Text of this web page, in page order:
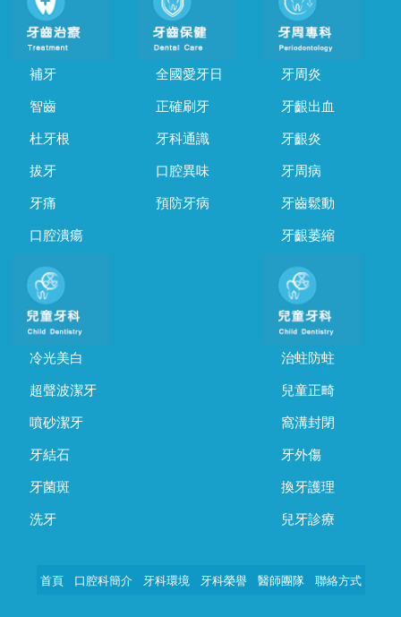
補牙
智齒
杜牙根
拔牙
牙痛
口腔潰瘍
全國愛牙日
正確刷牙
牙科通識
口腔異味
預防牙病
牙周炎
牙齦出血
牙齦炎
牙周病
牙齒鬆動
牙齦萎縮
冷光美白
超聲波潔牙
噴砂潔牙
牙結石
牙菌斑
洗牙
治蛀防蛀
兒童正畸
窩溝封閉
牙外傷
換牙護理
兒牙診療
首頁 口腔科簡介 牙科環境 牙科榮譽 醫師團隊 聯絡方式